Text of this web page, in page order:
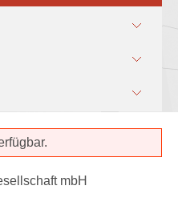
mbH